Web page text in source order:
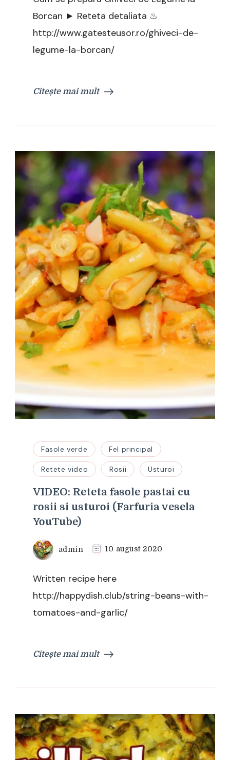
Borcan ► Reteta detaliata ♨
http://www.gatesteusor.ro/ghiveci-de-
legume-la-borcan/
Citește mai mult
Fasole verde Fel principal
Retete video Rosii Usturoi
VIDEO: Reteta fasole pastai cu
rosii si usturoi (Farfuria vesela
YouTube)
admin 10 august 2020
Written recipe here
http://happydish.club/string-beans-with-
tomatoes-and-garlic/
Citește mai mult